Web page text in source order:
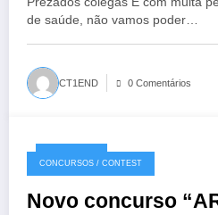
de saúde, não vamos poder…
CT1END 0 Comentários
03/12/2017
CONCURSOS / CONTEST
Novo concurso